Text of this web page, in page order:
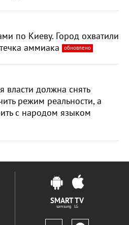
по Киеву. Город охватили
аммиака
обновлено
власти должна снять
режим реальности, а
с народом языком
SMART TV
samsung LG